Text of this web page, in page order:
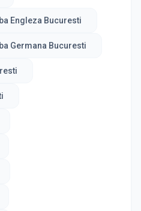
Engleza Bucuresti
Germana Bucuresti